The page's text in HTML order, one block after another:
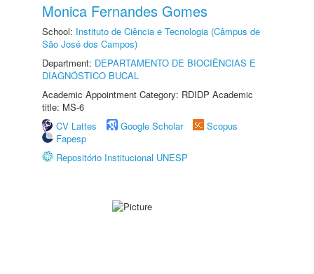
Monica Fernandes Gomes
School: Instituto de Ciência e Tecnologia (Câmpus de
São José dos Campos)
Department: DEPARTAMENTO DE BIOCIÊNCIAS E
DIAGNÓSTICO BUCAL
Academic Appointment Category: RDIDP Academic
title: MS-6
CV Lattes
Google Scholar
Scopus
Fapesp
Repositório Institucional UNESP